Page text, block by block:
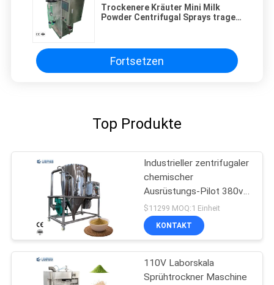
Trockenere Kräuter Mini Milk
Powder Centrifugal Sprays tragen
Fortsetzen
Top Produkte
Industrieller zentrifugaler
chemischer
Ausrüstungs-Pilot 380v
des Sprühtrockner-10L
$11299 MOQ:1 Einheit
KONTAKT
110V Laborskala
Sprühtrockner Maschine